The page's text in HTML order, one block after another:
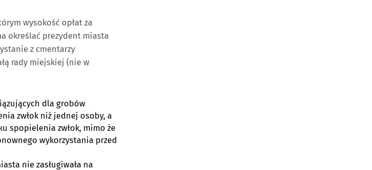
wysokość opłat za
określać prezydent miasta
z cmentarzy
rady miejskiej (nie w
dla grobów
zwłok niż jednej osoby, a
spopielenia zwłok, mimo że
wykorzystania przed
nie zasługiwała na